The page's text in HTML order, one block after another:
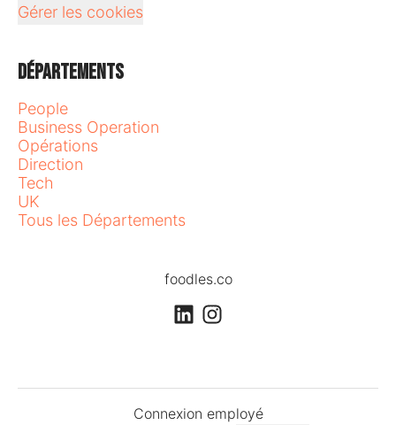
Gérer les cookies
Départements
People
Business Operation
Opérations
Direction
Tech
UK
Tous les Départements
foodles.co
Connexion employé